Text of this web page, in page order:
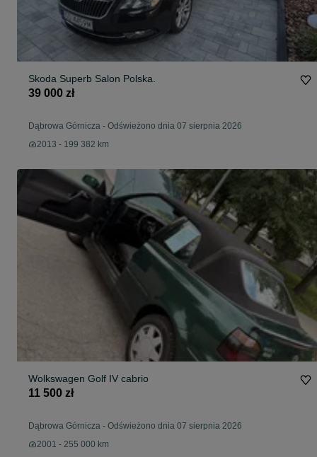
Skoda Superb Salon Polska.
39 000 zł
Dąbrowa Górnicza - Odświeżono dnia 07 sierpnia 2026
2013 - 199 382 km
Wolkswagen Golf IV cabrio
11 500 zł
Dąbrowa Górnicza - Odświeżono dnia 07 sierpnia 2026
2001 - 255 000 km